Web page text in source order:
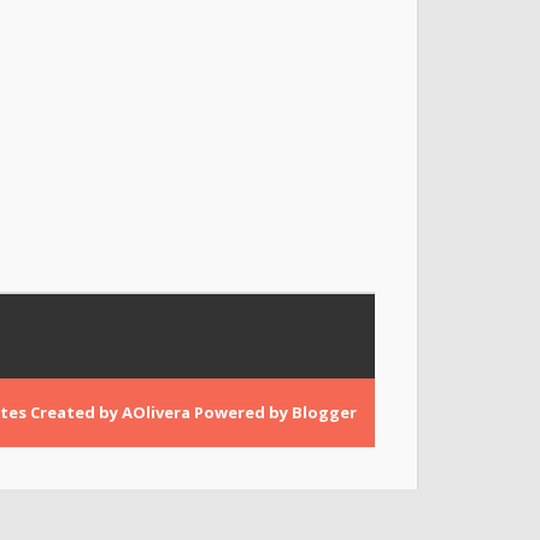
Created byAOlivera Powered by Blogger